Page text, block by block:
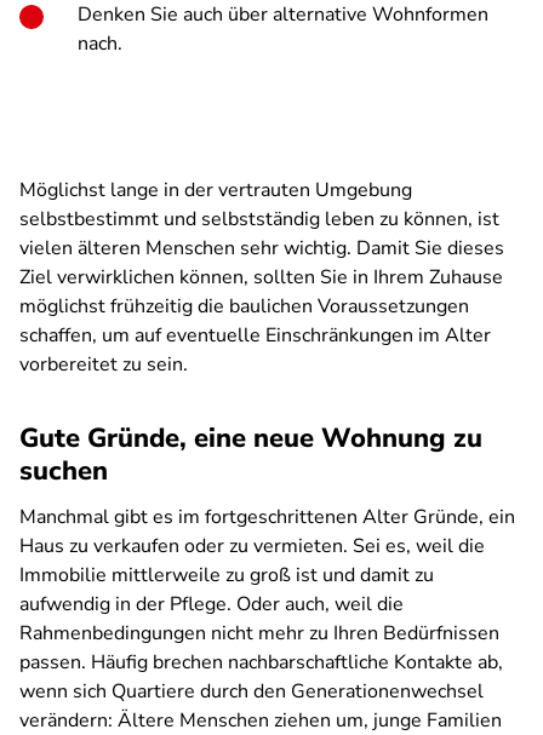
Denken Sie auch über alternative Wohnformen
nach.
Möglichst lange in der vertrauten Umgebung
selbstbestimmt und selbstständig leben zu können, ist
vielen älteren Menschen sehr wichtig. Damit Sie dieses
Ziel verwirklichen können, sollten Sie in Ihrem Zuhause
möglichst frühzeitig die baulichen Voraussetzungen
schaffen, um auf eventuelle Einschränkungen im Alter
vorbereitet zu sein.
Gute Gründe, eine neue Wohnung zu
suchen
Manchmal gibt es im fortgeschrittenen Alter Gründe, ein
Haus zu verkaufen oder zu vermieten. Sei es, weil die
Immobilie mittlerweile zu groß ist und damit zu
aufwendig in der Pflege. Oder auch, weil die
Rahmenbedingungen nicht mehr zu Ihren Bedürfnissen
passen. Häufig brechen nachbarschaftliche Kontakte ab,
wenn sich Quartiere durch den Generationenwechsel
verändern: Ältere Menschen ziehen um, junge Familien